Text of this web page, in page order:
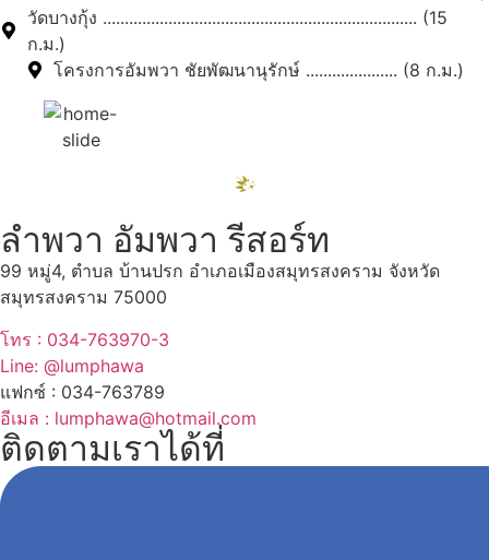
วัดบางกุ้ง ........................................................................ (15
ก.ม.)
โครงการอัมพวา ชัยพัฒนานุรักษ์ ..................... (8 ก.ม.)
ลำพวา อัมพวา รีสอร์ท
99 หมู่4, ตำบล บ้านปรก อำเภอเมืองสมุทรสงคราม จังหวัด
สมุทรสงคราม 75000
โทร : 034-763970-3
Line: @lumphawa
แฟกซ์ : 034-763789
อีเมล : lumphawa@hotmail.com
ติดตามเราได้ที่